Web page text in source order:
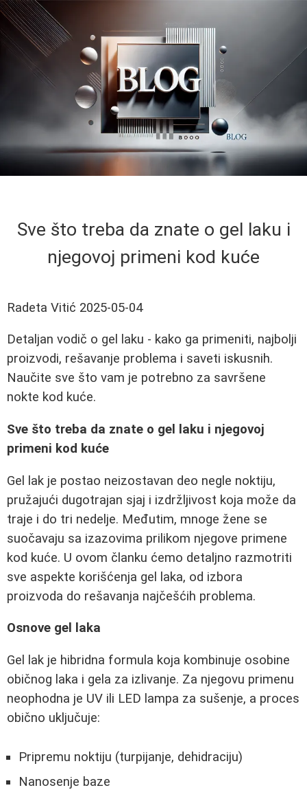
Sve što treba da znate o gel laku i
njegovoj primeni kod kuće
Radeta Vitić 2025-05-04
Detaljan vodič o gel laku - kako ga primeniti, najbolji
proizvodi, rešavanje problema i saveti iskusnih.
Naučite sve što vam je potrebno za savršene
nokte kod kuće.
Sve što treba da znate o gel laku i njegovoj
primeni kod kuće
Gel lak je postao neizostavan deo negle noktiju,
pružajući dugotrajan sjaj i izdržljivost koja može da
traje i do tri nedelje. Međutim, mnoge žene se
suočavaju sa izazovima prilikom njegove primene
kod kuće. U ovom članku ćemo detaljno razmotriti
sve aspekte korišćenja gel laka, od izbora
proizvoda do rešavanja najčešćih problema.
Osnove gel laka
Gel lak je hibridna formula koja kombinuje osobine
običnog laka i gela za izlivanje. Za njegovu primenu
neophodna je UV ili LED lampa za sušenje, a proces
obično uključuje:
Pripremu noktiju (turpijanje, dehidraciju)
Nanosenje baze